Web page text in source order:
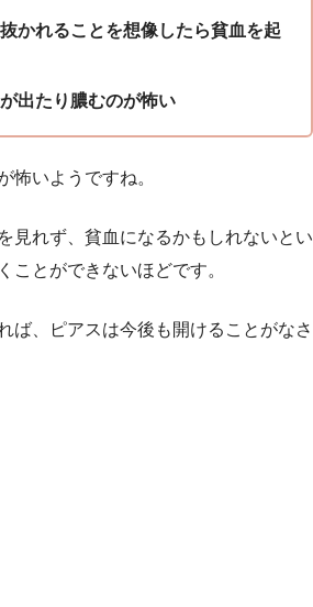
かれることを想像したら貧血を起
出たり膿むのが怖い
怖いようですね。
見れず、貧血になるかもしれないとい
ことができないほどです。
ば、ピアスは今後も開けることがなさ